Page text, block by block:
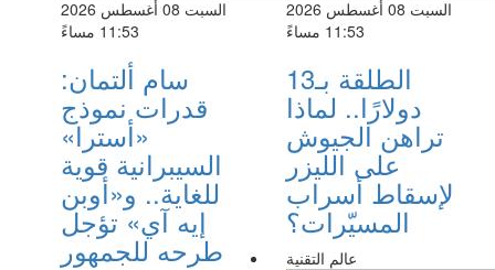
السبت 08 أغسطس 2026
11:53 مساءً
سام ألتمان:
قدرات نموذج
«أسترا»
السيبرانية قوية
للغاية.. و«أوبن
إيه آي» تؤجل
طرحه للجمهور
السبت 08 أغسطس 2026
11:53 مساءً
الطلقة بـ13
دولارًا.. لماذا
تراهن الجيوش
على الليزر
لإسقاط أسراب
المسيّرات؟
عالم التقنية